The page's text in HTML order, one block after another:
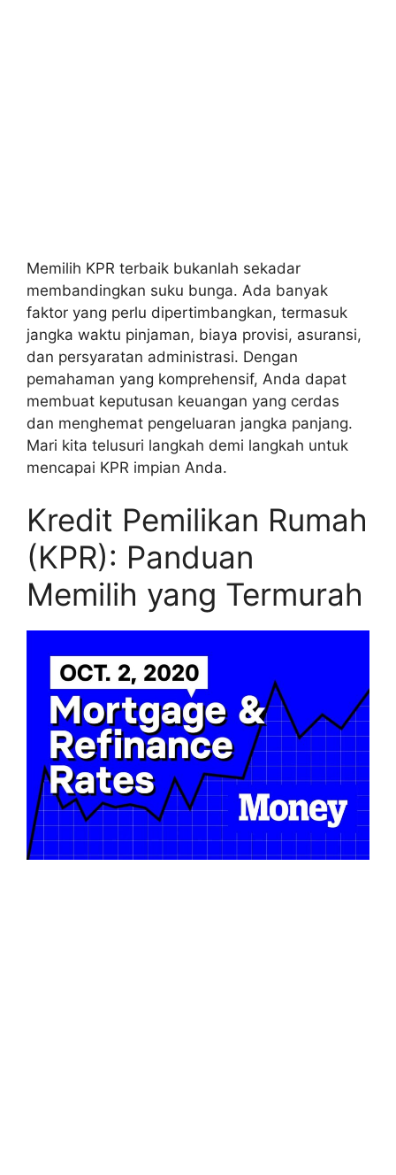
Memilih KPR terbaik bukanlah sekadar
membandingkan suku bunga. Ada banyak
faktor yang perlu dipertimbangkan, termasuk
jangka waktu pinjaman, biaya provisi, asuransi,
dan persyaratan administrasi. Dengan
pemahaman yang komprehensif, Anda dapat
membuat keputusan keuangan yang cerdas
dan menghemat pengeluaran jangka panjang.
Mari kita telusuri langkah demi langkah untuk
mencapai KPR impian Anda.
Kredit Pemilikan Rumah
(KPR): Panduan
Memilih yang Termurah